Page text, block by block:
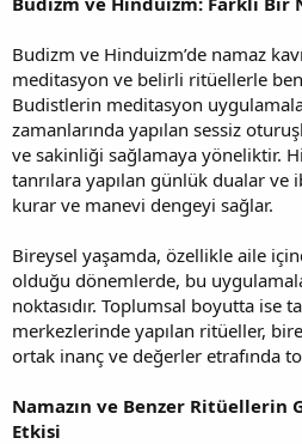
Budizm ve Hinduizm’de namaz
meditasyon ve belirli ritüellerle
Budistlerin meditasyon
zamanlarında yapılan sessiz
ve sakinliği sağlamaya yöneliktir.
tanrılara yapılan günlük dualar
kurar ve manevi dengeyi sağlar.
Bireysel yaşamda, özellikle aile
olduğu dönemlerde, bu
noktasıdır. Toplumsal boyutta ise
merkezlerinde yapılan ritüeller,
ortak inanç ve değerler etrafında
Namazın ve Benzer Ritüellerin
Etkisi